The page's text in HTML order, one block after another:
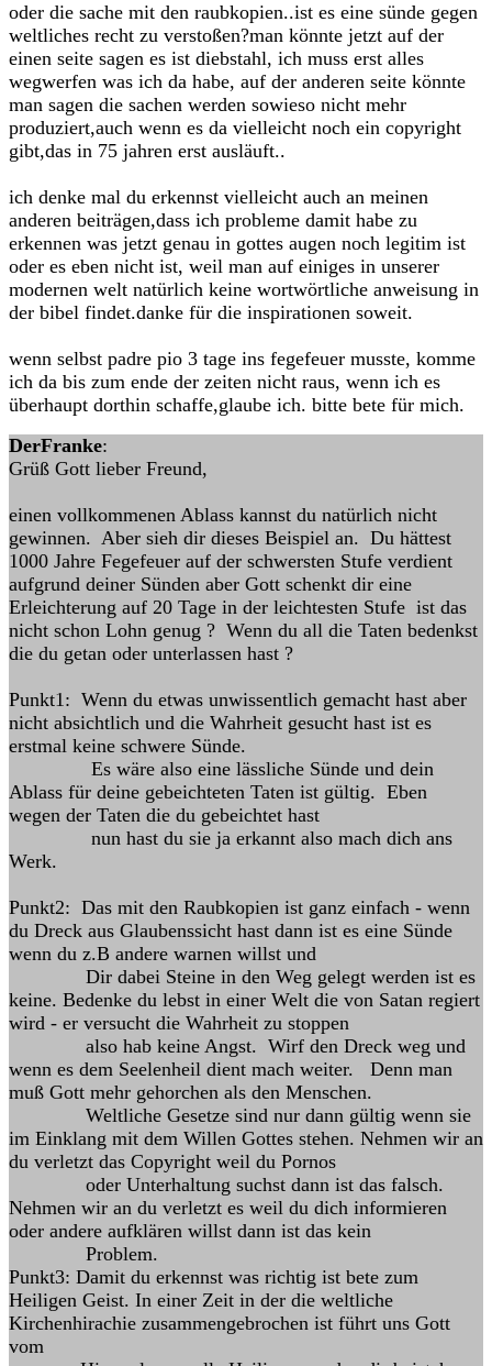
oder die sache mit den raubkopien..ist es eine sünde gegen
weltliches recht zu verstoßen?man könnte jetzt auf der
einen seite sagen es ist diebstahl, ich muss erst alles
wegwerfen was ich da habe, auf der anderen seite könnte
man sagen die sachen werden sowieso nicht mehr
produziert,auch wenn es da vielleicht noch ein copyright
gibt,das in 75 jahren erst ausläuft..
ich denke mal du erkennst vielleicht auch an meinen
anderen beiträgen,dass ich probleme damit habe zu
erkennen was jetzt genau in gottes augen noch legitim ist
oder es eben nicht ist, weil man auf einiges in unserer
modernen welt natürlich keine wortwörtliche anweisung in
der bibel findet.danke für die inspirationen soweit.
wenn selbst padre pio 3 tage ins fegefeuer musste, komme
ich da bis zum ende der zeiten nicht raus, wenn ich es
überhaupt dorthin schaffe,glaube ich. bitte bete für mich.
DerFranke:
Grüß Gott lieber Freund,
einen vollkommenen Ablass kannst du natürlich nicht
gewinnen. Aber sieh dir dieses Beispiel an. Du hättest
1000 Jahre Fegefeuer auf der schwersten Stufe verdient
aufgrund deiner Sünden aber Gott schenkt dir eine
Erleichterung auf 20 Tage in der leichtesten Stufe ist das
nicht schon Lohn genug ? Wenn du all die Taten bedenkst
die du getan oder unterlassen hast ?
Punkt1: Wenn du etwas unwissentlich gemacht hast aber
nicht absichtlich und die Wahrheit gesucht hast ist es
erstmal keine schwere Sünde.
Es wäre also eine lässliche Sünde und dein
Ablass für deine gebeichteten Taten ist gültig. Eben
wegen der Taten die du gebeichtet hast
nun hast du sie ja erkannt also mach dich ans
Werk.
Punkt2: Das mit den Raubkopien ist ganz einfach - wenn
du Dreck aus Glaubenssicht hast dann ist es eine Sünde
wenn du z.B andere warnen willst und
Dir dabei Steine in den Weg gelegt werden ist es
keine. Bedenke du lebst in einer Welt die von Satan regiert
wird - er versucht die Wahrheit zu stoppen
also hab keine Angst. Wirf den Dreck weg und
wenn es dem Seelenheil dient mach weiter. Denn man
muß Gott mehr gehorchen als den Menschen.
Weltliche Gesetze sind nur dann gültig wenn sie
im Einklang mit dem Willen Gottes stehen. Nehmen wir an
du verletzt das Copyright weil du Pornos
oder Unterhaltung suchst dann ist das falsch.
Nehmen wir an du verletzt es weil du dich informieren
oder andere aufklären willst dann ist das kein
Problem.
Punkt3: Damit du erkennst was richtig ist bete zum
Heiligen Geist. In einer Zeit in der die weltliche
Kirchenhirachie zusammengebrochen ist führt uns Gott
vom